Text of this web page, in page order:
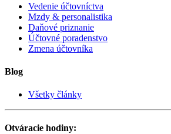
Vedenie účtovníctva
Mzdy & personalistika
Daňové priznanie
Účtovné poradenstvo
Zmena účtovníka
Blog
Všetky články
Otváracie hodiny: